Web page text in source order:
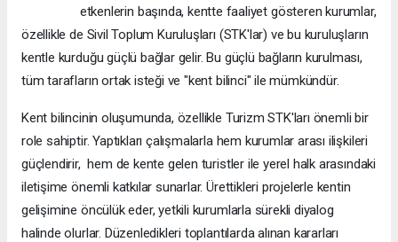
etkenlerin başında, kentte faaliyet gösteren kurumlar,
özellikle de Sivil Toplum Kuruluşları (STK'lar) ve bu kuruluşların
kentle kurduğu güçlü bağlar gelir. Bu güçlü bağların kurulması,
tüm tarafların ortak isteği ve "kent bilinci" ile mümkündür.
Kent bilincinin oluşumunda, özellikle Turizm STK'ları önemli bir
role sahiptir. Yaptıkları çalışmalarla hem kurumlar arası ilişkileri
güçlendirir, hem de kente gelen turistler ile yerel halk arasındaki
iletişime önemli katkılar sunarlar. Ürettikleri projelerle kentin
gelişimine öncülük eder, yetkili kurumlarla sürekli diyalog
halinde olurlar. Düzenledikleri toplantılarda alınan kararları